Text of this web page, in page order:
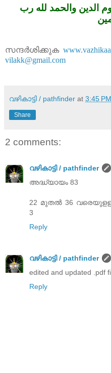
الدين والحمد لله رب
സന്ദർശിക്കുക
vilakk@gmail.com
വഴികാട്ടി / pathfinder at 3:45 PM
Share
2 comments:
വഴികാട്ടി / pathfinder
അദ്ധ്യായം 83
22 മുതൽ 36
3
Reply
വഴികാട്ടി / pathfinder
edited and updated .pdf
Reply